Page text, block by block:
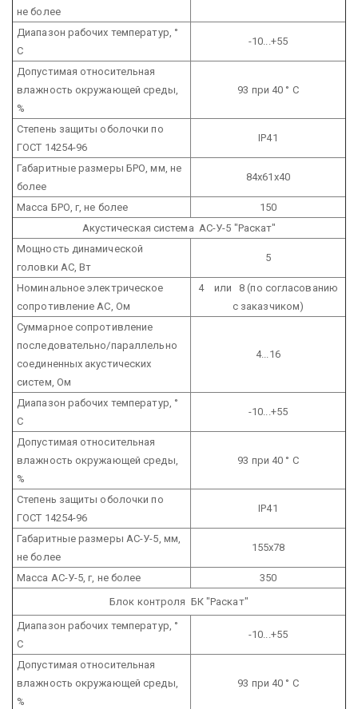
не более
Диапазон рабочих температур, °
С
-10...+55
Допустимая относительная
влажность окружающей среды,
%
93 при 40 ° С
Степень защиты оболочки по
ГОСТ 14254-96
IP41
Габаритные размеры БРО, мм, не
более
84х61х40
Масса БРО, г, не более
150
Акустическая система АС-У-5 "Раскат"
Мощность динамической
головки АС, Вт
5
Номинальное электрическое
сопротивление АС, Ом
4 или 8 (по согласованию
с заказчиком)
Суммарное сопротивление
последовательно/параллельно
соединенных акустических
систем, Ом
4...16
Диапазон рабочих температур, °
С
-10...+55
Допустимая относительная
влажность окружающей среды,
%
93 при 40 ° С
Степень защиты оболочки по
ГОСТ 14254-96
IP41
Габаритные размеры АС-У-5, мм,
не более
155х78
Масса АС-У-5, г, не более
350
Блок контроля БК "Раскат"
Диапазон рабочих температур, °
С
-10...+55
Допустимая относительная
влажность окружающей среды,
%
93 при 40 ° С